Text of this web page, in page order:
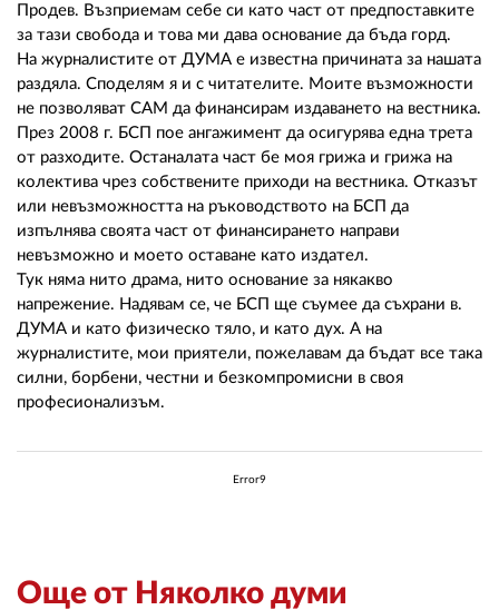
Продев. Възприемам себе си като част от предпоставките
за тази свобода и това ми дава основание да бъда горд.
На журналистите от ДУМА е известна причината за нашата
раздяла. Споделям я и с читателите. Моите възможности
не позволяват САМ да финансирам издаването на вестника.
През 2008 г. БСП пое ангажимент да осигурява една трета
от разходите. Останалата част бе моя грижа и грижа на
колектива чрез собствените приходи на вестника. Отказът
или невъзможността на ръководството на БСП да
изпълнява своята част от финансирането направи
невъзможно и моето оставане като издател.
Тук няма нито драма, нито основание за някакво
напрежение. Надявам се, че БСП ще съумее да съхрани в.
ДУМА и като физическо тяло, и като дух. А на
журналистите, мои приятели, пожелавам да бъдат все така
силни, борбени, честни и безкомпромисни в своя
професионализъм.
Error9
Още от Няколко думи
02 975 20 35